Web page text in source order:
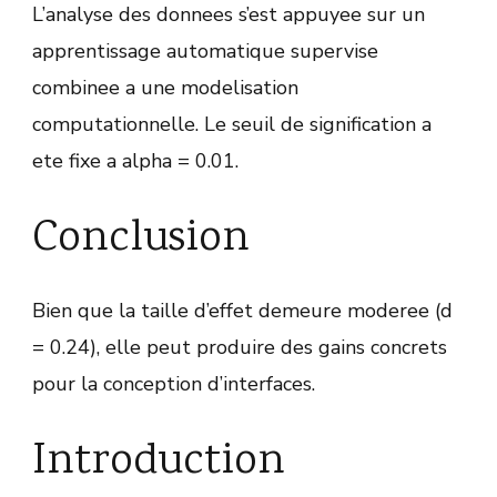
L’analyse des donnees s’est appuyee sur un
apprentissage automatique supervise
combinee a une modelisation
computationnelle. Le seuil de signification a
ete fixe a alpha = 0.01.
Conclusion
Bien que la taille d’effet demeure moderee (d
= 0.24), elle peut produire des gains concrets
pour la conception d’interfaces.
Introduction